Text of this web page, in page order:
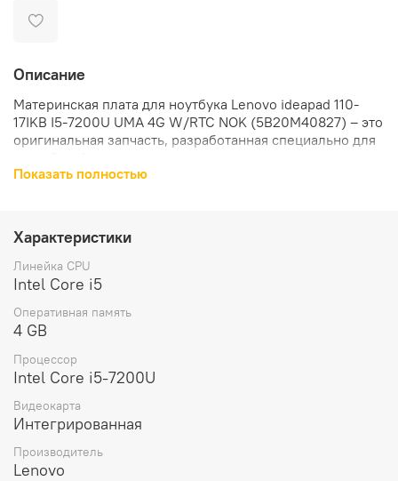
Описание
Материнская плата для ноутбука Lenovo ideapad 110-
17IKB I5-7200U UMA 4G W/RTC NOK (5B20M40827) – это
оригинальная запчасть, разработанная специально для
работу устройства, позволяя ему функционировать на
высоком уровне производительности.
Материнская плата оснащена процессором Intel Core i5
ноутбука. Интегрированная видеочип обеспечивает
качественное и яркое изображение на экране.
В комплект материнской платы входит только сама
плата, без дополнительных аксессуаров.
Вес материнской платы составляет 300 грамм, что
установки.
Показать полностью
Характеристики
Линейка CPU
Intel Core i5
Оперативная память
4 GB
Процессор
Intel Core i5-7200U
Видеокарта
Интегрированная
Производитель
Lenovo